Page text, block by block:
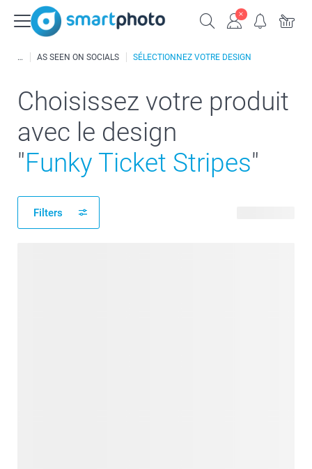
AS SEEN ON SOCIALS SÉLECTIONNEZ VOTRE DESIGN
Choisissez votre produit
avec le design
"Funky Ticket Stripes"
Filters